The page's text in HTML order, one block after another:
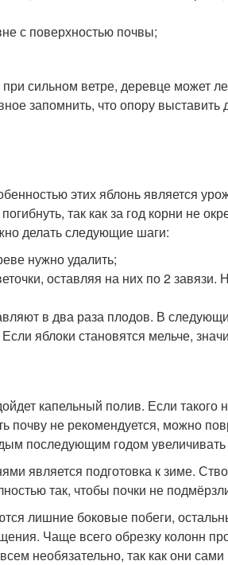
с поверхностью почвы;
сильном ветре, деревце может
запомнить, что опору выставить
этих яблонь является
так как за год корни не
делать следующие шаги:
нужно удалить;
оставляя на них по 2 завязи.
в два раза плодов. В
яблоки становятся мельче,
капельный полив. Если такого
почву не рекомендуется, можно
последующим годом увеличивать
является подготовка к зиме.
так, чтобы почки не
лишние боковые побеги,
Чаще всего обрезку колонн
необязательно, так как они